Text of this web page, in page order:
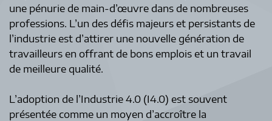
une pénurie de main-d’œuvre dans de nombreuses
professions. L’un des défis majeurs et persistants de
l’industrie est d’attirer une nouvelle génération de
travailleurs en offrant de bons emplois et un travail
de meilleure qualité.
L’adoption de l’Industrie 4.0 (I4.0) est souvent
présentée comme un moyen d’accroître la